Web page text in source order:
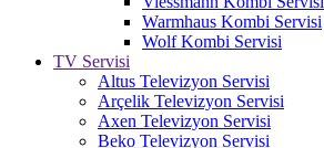
Warmhaus Kombi Servisi
Wolf Kombi Servisi
TV Servisi
Altus Televizyon Servisi
Arçelik Televizyon Servisi
Axen Televizyon Servisi
Beko Televizyon Servisi